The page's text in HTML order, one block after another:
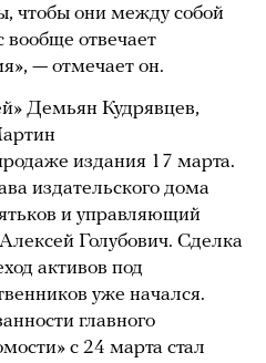
чтобы они между собой
вообще отвечает
— отмечает он.
Демьян Кудрявцев,
издания 17 марта.
издательского дома
и управляющий
Голубович. Сделка
активов под
уже начался.
главного
с 24 марта стал